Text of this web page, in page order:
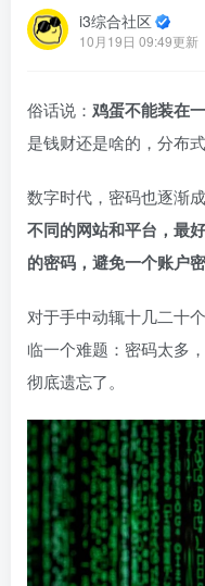
i3综合社区
10月19日 09:49更新
俗话说： 鸡蛋不能装在
是钱财还是啥的，分布
数字时代，密码也逐渐
不同的网站和平台，最
的密码，避免一个账户
对于手中动辄十几二十
临一个难题：密码太多
彻底遗忘了。